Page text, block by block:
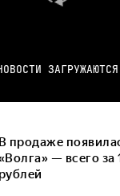
ЗАГРУЖАЮТСЯ
В продаже
— всего за
рублей